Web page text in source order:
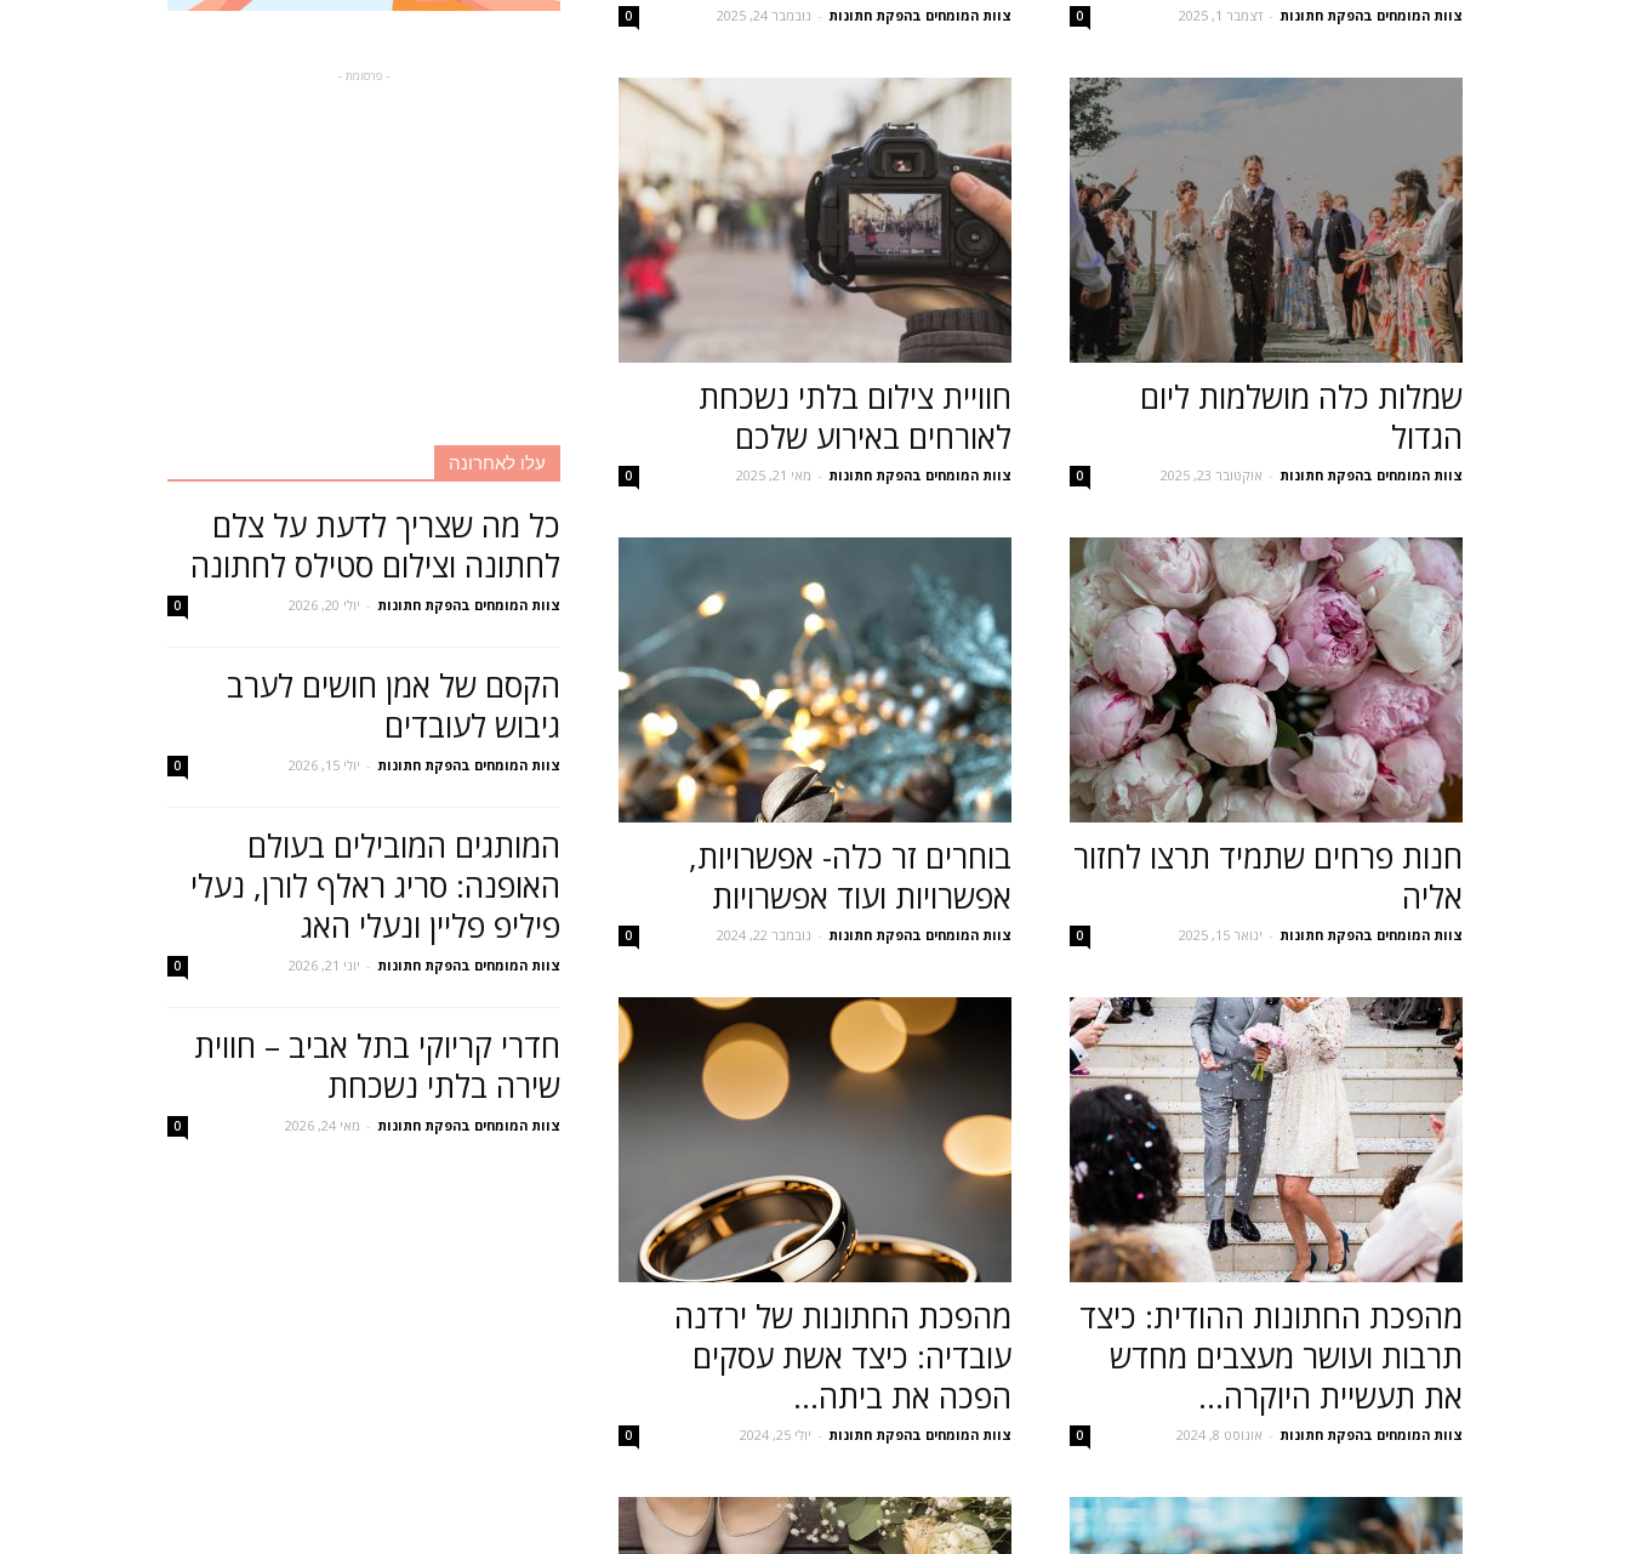
צוות המומחים בהפקת חתונות - דצמבר 1, 2025 0 צוות המומחים בהפקת חתונות - נובמבר 24, 2025 0
שמלות כלה מושלמות ליום
הגדול
צוות המומחים בהפקת חתונות - אוקטובר 23, 2025 0
חוויית צילום בלתי נשכחת
לאורחים באירוע שלכם
צוות המומחים בהפקת חתונות - מאי 21, 2025 0
חנות פרחים שתמיד תרצו לחזור
אליה
צוות המומחים בהפקת חתונות - ינואר 15, 2025 0
בוחרים זר כלה- אפשרויות,
אפשרויות ועוד אפשרויות
צוות המומחים בהפקת חתונות - נובמבר 22, 2024 0
מהפכת החתונות ההודית: כיצד
תרבות ועושר מעצבים מחדש
את תעשיית היוקרה...
צוות המומחים בהפקת חתונות - אוגוסט 8, 2024 0
מהפכת החתונות של ירדנה
עובדיה: כיצד אשת עסקים
הפכה את ביתה...
צוות המומחים בהפקת חתונות - יולי 25, 2024 0
- פרסומת -
עלו לאחרונה
כל מה שצריך לדעת על צלם
לחתונה וצילום סטילס לחתונה
צוות המומחים בהפקת חתונות - יולי 20, 2026 0
הקסם של אמן חושים לערב
גיבוש לעובדים
צוות המומחים בהפקת חתונות - יולי 15, 2026 0
המותגים המובילים בעולם
האופנה: סריג ראלף לורן, נעלי
פיליפ פליין ונעלי האג
צוות המומחים בהפקת חתונות - יוני 21, 2026 0
חדרי קריוקי בתל אביב – חווית
שירה בלתי נשכחת
צוות המומחים בהפקת חתונות - מאי 24, 2026 0